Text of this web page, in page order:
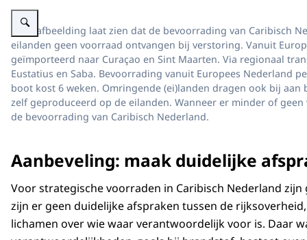
Vergroot afbeelding Schematische weergave van hoe een verstoring in
Deze afbeelding laat zien dat de bevoorrading van Caribisch
eilanden geen voorraad ontvangen bij verstoring. Vanuit
geïmporteerd naar Curaçao en Sint Maarten. Via regionaal
Eustatius en Saba. Bevoorrading vanuit Europees Nederland
boot kost 6 weken. Omringende (ei)landen dragen ook bij
zelf geproduceerd op de eilanden. Wanneer er minder of
de bevoorrading van Caribisch Nederland.
Aanbeveling: maak duidelijke
Voor strategische voorraden in Caribisch Nederland
zijn er geen duidelijke afspraken tussen de
lichamen over wie waar verantwoordelijk voor is. Daar